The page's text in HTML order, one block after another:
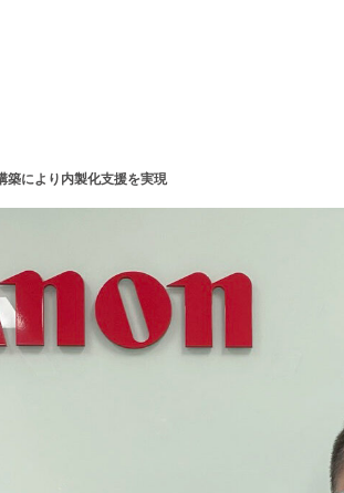
築により内製化支援を実現